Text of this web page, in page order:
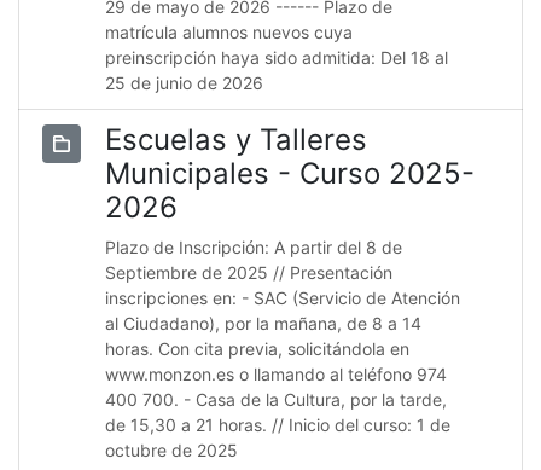
29 de mayo de 2026 ------ Plazo de
matrícula alumnos nuevos cuya
preinscripción haya sido admitida: Del 18 al
25 de junio de 2026
Escuelas y Talleres
Municipales - Curso 2025-
2026
Plazo de Inscripción: A partir del 8 de
Septiembre de 2025 // Presentación
inscripciones en: - SAC (Servicio de Atención
al Ciudadano), por la mañana, de 8 a 14
horas. Con cita previa, solicitándola en
www.monzon.es o llamando al teléfono 974
400 700. - Casa de la Cultura, por la tarde,
de 15,30 a 21 horas. // Inicio del curso: 1 de
octubre de 2025